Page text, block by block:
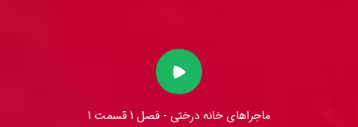
ماجراهای خانه درختی - فصل 1 قسمت 1